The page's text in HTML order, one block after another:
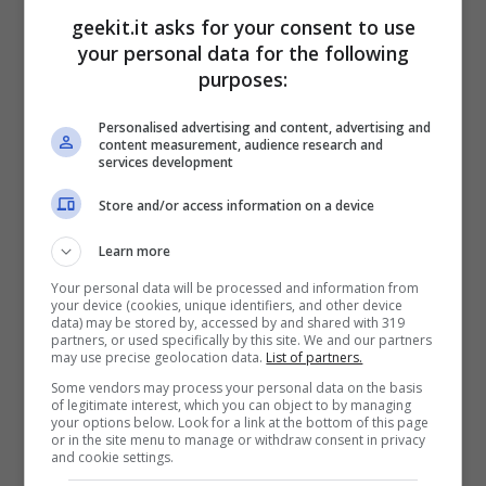
aggiungono un tocco spensierato al
tradizionale gameplay FPS.
MOUSEè incredibilmente importante per
noi, quindi vogliamo assicurarci che sia
all’altezza di tutte le sue aspettative.
Volevamo creare un gioco che combinasse il
nostro amore per l’animazione e gli
sparatutto. Siamo entusiasti di collaborare a
stretto contatto con la nostra community per
creare un gioco che risuoni davvero con i
giocatori. Man mano che lo sviluppo avanza,
sveleremo ulteriori dettagli quando possibile.
Ma nel frattempo, sappiate che il nostro
geekit.it asks for your consent to use
your personal data for the following
purposes:
Personalised advertising and content, advertising and
content measurement, audience research and
services development
Store and/or access information on a device
Learn more
Your personal data will be processed and information from
your device (cookies, unique identifiers, and other device
data) may be stored by, accessed by and shared with 319
partners, or used specifically by this site. We and our partners
may use precise geolocation data. List of partners.
Some vendors may process your personal data on the basis
of legitimate interest, which you can object to by managing
your options below. Look for a link at the bottom of this page
or in the site menu to manage or withdraw consent in privacy
and cookie settings.